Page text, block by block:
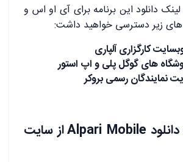
دانلود این برنامه برای آی او اس و
های زیر دسترسی خواهید داشت:
کارگزاری آلپاری
های گوگل پلی و اپ استور
نمایندگان رسمی بروکر
🟥روش اول: دانلود Alpari Mobile از سایت